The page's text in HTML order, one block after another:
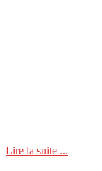
Lire la suite ...